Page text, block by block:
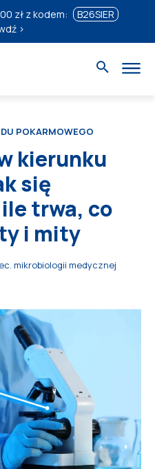
zł z kodem:
B26SIER
›
POKARMOWEGO
kierunku
się
trwa, co
i mity
mikrobiologii medycznej